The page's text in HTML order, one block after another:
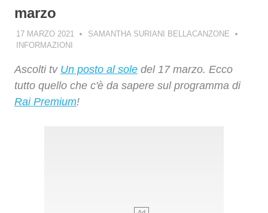
marzo
17 MARZO 2021
SAMANTHA SURIANI BELLACANZONE
INFORMAZIONI
Ascolti tv Un posto al sole del 17 marzo. Ecco
tutto quello che c'è da sapere sul programma di
Rai Premium!